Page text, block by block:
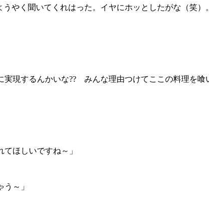
やく聞いてくれはった。イヤにホッとしたがな（笑）
現するんかいな?? みんな理由つけてここの料理を喰
いですね～」
～」